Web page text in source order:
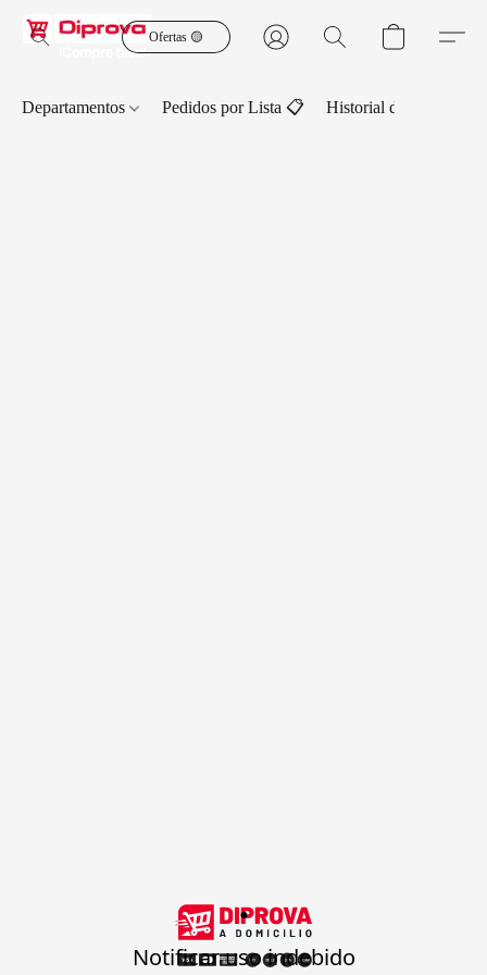
Ofertas 🟡
Departamentos Pedidos por Lista 📋 Historial de Pedidos
.
Notificar uso indebido